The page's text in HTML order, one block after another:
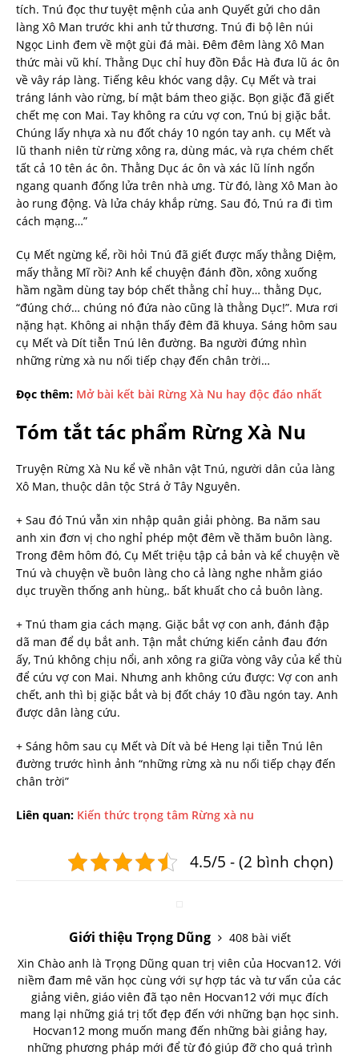
tích. Tnú đọc thư tuyệt mệnh của anh Quyết gửi cho dân
làng Xô Man trước khi anh tử thương. Tnú đi bộ lên núi
Ngọc Linh đem về một gùi đá mài. Đêm đêm làng Xô Man
thức mài vũ khí. Thằng Dục chỉ huy đồn Đắc Hà đưa lũ ác ôn
về vây ráp làng. Tiếng kêu khóc vang dậy. Cụ Mết và trai
tráng lánh vào rừng, bí mật bám theo giặc. Bọn giặc đã giết
chết mẹ con Mai. Tay không ra cứu vợ con, Tnú bị giặc bắt.
Chúng lấy nhựa xà nu đốt cháy 10 ngón tay anh. cụ Mết và
lũ thanh niên từ rừng xông ra, dùng mác, và rựa chém chết
tất cả 10 tên ác ôn. Thằng Dục ác ôn và xác lũ lính ngổn
ngang quanh đống lửa trên nhà ưng. Từ đó, làng Xô Man ào
ào rung động. Và lửa cháy khắp rừng. Sau đó, Tnú ra đi tìm
cách mạng…”
Cụ Mết ngừng kể, rồi hỏi Tnú đã giết được mấy thằng Diệm,
mấy thằng Mĩ rồi? Anh kể chuyện đánh đồn, xông xuống
hầm ngầm dùng tay bóp chết thằng chỉ huy… thằng Dục,
“đúng chớ… chúng nó đứa nào cũng là thằng Dục!”. Mưa rơi
nặng hạt. Không ai nhận thấy đêm đã khuya. Sáng hôm sau
cụ Mết và Dít tiễn Tnú lên đường. Ba người đứng nhìn
những rừng xà nu nối tiếp chạy đến chân trời…
Đọc thêm: Mở bài kết bài Rừng Xà Nu hay độc đáo nhất
Tóm tắt tác phẩm Rừng Xà Nu
Truyện Rừng Xà Nu kể về nhân vật Tnú, người dân của làng
Xô Man, thuộc dân tộc Strá ở Tây Nguyên.
+ Sau đó Tnú vẫn xin nhập quân giải phòng. Ba năm sau
anh xin đơn vị cho nghỉ phép một đêm về thăm buôn làng.
Trong đêm hôm đó, Cụ Mết triệu tập cả bản và kể chuyện về
Tnú và chuyện về buôn làng cho cả làng nghe nhằm giáo
dục truyền thống anh hùng,. bất khuất cho cả buôn làng.
+ Tnú tham gia cách mạng. Giặc bắt vợ con anh, đánh đập
dã man để dụ bắt anh. Tận mắt chứng kiến cảnh đau đớn
ấy, Tnú không chịu nổi, anh xông ra giữa vòng vây của kể thù
để cứu vợ con Mai. Nhưng anh không cứu được: Vợ con anh
chết, anh thì bị giặc bắt và bị đốt cháy 10 đầu ngón tay. Anh
được dân làng cứu.
+ Sáng hôm sau cụ Mết và Dít và bé Heng lại tiễn Tnú lên
đường trước hình ảnh “những rừng xà nu nối tiếp chạy đến
chân trời”
Liên quan: Kiến thức trọng tâm Rừng xà nu
4.5/5 - (2 bình chọn)
Giới thiệu Trọng Dũng
408 bài viết
Xin Chào anh là Trọng Dũng quan trị viên của Hocvan12. Với
niềm đam mê văn học cùng với sự hợp tác và tư vấn của các
giảng viên, giáo viên đã tạo nên Hocvan12 với mục đích
mang lại những giá trị tốt đẹp đến với những bạn học sinh.
Hocvan12 mong muốn mang đến những bài giảng hay,
những phương pháp mới để từ đó giúp đỡ cho quá trình